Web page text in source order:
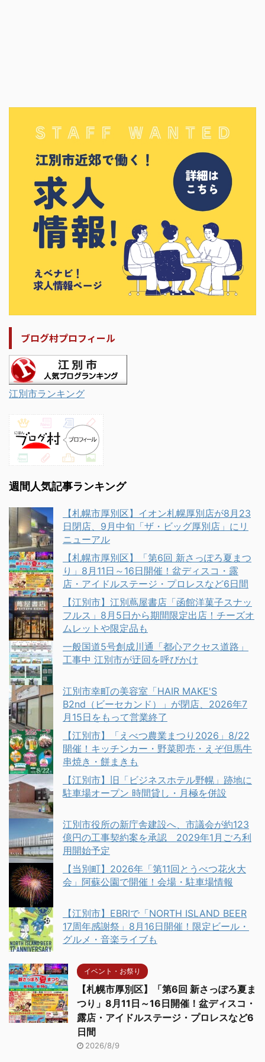
ブログ村プロフィール
江別市ランキング
週間人気記事ランキング
【札幌市厚別区】イオン札幌厚別店が8月23
日閉店、9月中旬「ザ・ビッグ厚別店」にリ
ニューアル
【札幌市厚別区】「第6回 新さっぽろ夏まつ
り」8月11日～16日開催！盆ディスコ・露
店・アイドルステージ・プロレスなど6日間
【江別市】江別蔦屋書店「函館洋菓子スナッ
フルス」8月5日から期間限定出店！チーズオ
ムレットや限定品も
一般国道5号創成川通「都心アクセス道路」
工事中 江別市が迂回を呼びかけ
江別市幸町の美容室「HAIR MAKE'S
B2nd（ビーセカンド）」が閉店、2026年7
月15日をもって営業終了
【江別市】「えべつ農業まつり2026」8/22
開催！キッチンカー・野菜即売・えぞ但馬牛
串焼き・餅まきも
【江別市】旧「ビジネスホテル野幌」跡地に
駐車場オープン 時間貸し・月極を併設
江別市役所の新庁舎建設へ、市議会が約123
億円の工事契約案を承認 2029年1月ごろ利
用開始予定
【当別町】2026年「第11回とうべつ花火大
会」阿蘇公園で開催！会場・駐車場情報
【江別市】EBRIで「NORTH ISLAND BEER
17周年感謝祭」8月16日開催！限定ビール・
グルメ・音楽ライブも
イベント・お祭り
【札幌市厚別区】「第6回 新さっぽろ夏ま
つり」8月11日～16日開催！盆ディスコ・
露店・アイドルステージ・プロレスなど6
日間
2026/8/9